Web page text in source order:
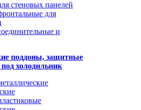
стеновых панелей
для
и
поддоны, защитные
холодильник